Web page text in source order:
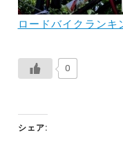
ロードバイクランキ
0
シェア: